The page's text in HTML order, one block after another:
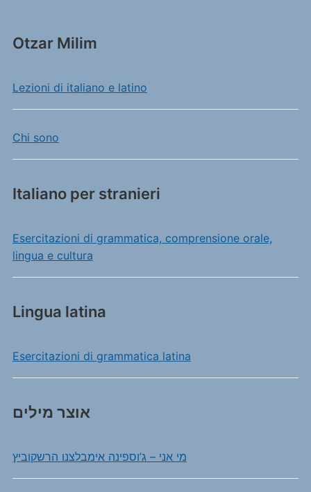
Otzar Milim
Lezioni di italiano e latino
Chi sono
Italiano per stranieri
Esercitazioni di grammatica, comprensione orale,
lingua e cultura
Lingua latina
Esercitazioni di grammatica latina
אוצר מילים
מי אני – ג’וספינה אימבלצנו הרשקוביץ